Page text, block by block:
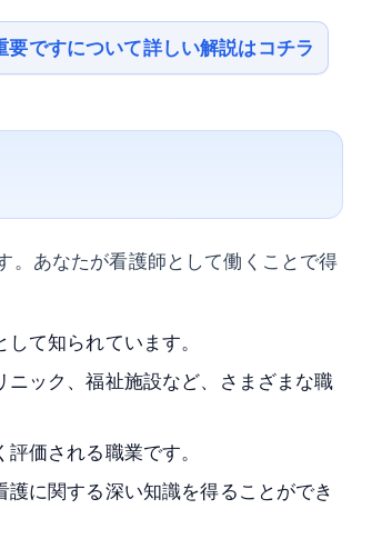
ですについて詳しい解説はコチラ
。あなたが看護師として働くことで得
て知られています。
ック、福祉施設など、さまざまな職
価される職業です。
に関する深い知識を得ることができ